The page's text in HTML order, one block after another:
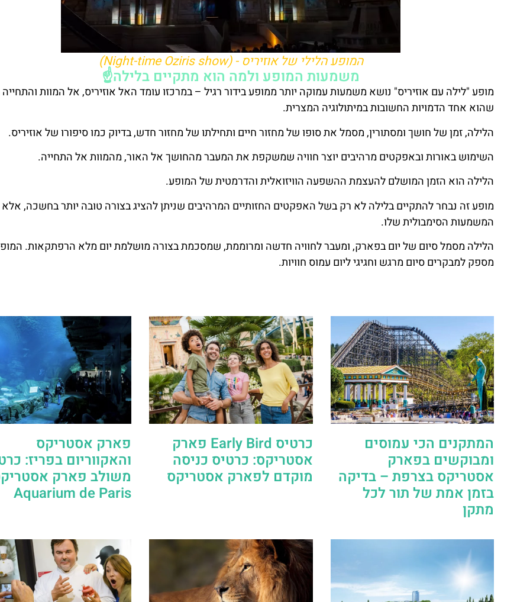
המופע הלילי של אוזיריס - (Night-time Oziris show)
משמעות המופע ולמה הוא מתקיים בלילה☝️
מופע "לילה עם אוזיריס" נושא משמעות עמוקה יותר ממופע בידור רגיל – במרכזו עומד האל אוזיריס, אל המוות
שהוא אחד הדמויות החשובות במיתולוגיה המצרית.
הלילה, זמן של חושך ומסתורין, מסמל את סופו של מחזור חיים ותחילתו של מחזור חדש, בדיוק כמו סיפורו של אוזיריס.
השימוש באורות ובאפקטים מרהיבים יוצר חוויה שמשקפת את המעבר מהחושך אל האור, מהמוות אל התחייה.
הלילה הוא הזמן המושלם להעצמת ההשפעה הוויזואלית והדרמטית של המופע.
מופע זה נבחר להתקיים בלילה לא רק בשל האפקטים החזותיים המרהיבים שניתן להציג בצורה טובה יותר בחשכה,
המשמעות הסימבולית שלו.
הלילה מסמל סיום של יום בפארק, ומעבר לחוויה חדשה ומרוממת, שמסכמת בצורה מושלמת יום מלא הרפתקאות.
מספק למבקרים סיום מרגש וחגיגי ליום עמוס חוויות.
המתקנים הכי עמוסים
ומבוקשים בפארק
אסטריקס בצרפת – בדיקה
בזמן אמת של תור לכל
מתקן
כרטיס Early Bird פארק
אסטריקס: כרטיס כניסה
מוקדם לפארק אסטריקס
פארק אסטריקס
והאקווריום בפריז:
משולב פארק
Aquarium de Paris